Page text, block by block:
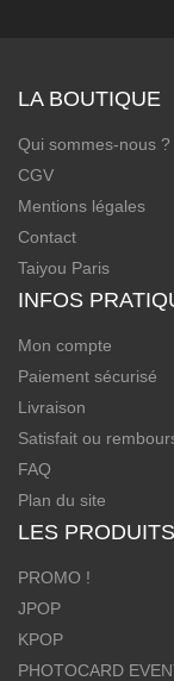
LA BOUTIQUE
Qui sommes-nous ?
CGV
Mentions légales
Contact
Taiyou Paris
INFOS
Mon compte
Paiement sécurisé
Livraison
Satisfait ou
FAQ
Plan du site
LES PRODUITS
PROMO !
JPOP
KPOP
PHOTOCARD